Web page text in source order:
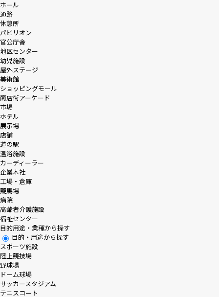
ホール
通路
休憩所
パビリオン
官公庁舎
地区センター
幼児施設
屋外ステージ
美術館
ショッピングモール
商店街アーケード
市場
ホテル
展示場
店舗
道の駅
温浴施設
カーディーラー
企業本社
工場・倉庫
競馬場
病院
高齢者介護施設
福祉センター
目的用途・業種から探す
目的・用途から探す
スポーツ施設
陸上競技場
野球場
ドーム球場
サッカースタジアム
テニスコート